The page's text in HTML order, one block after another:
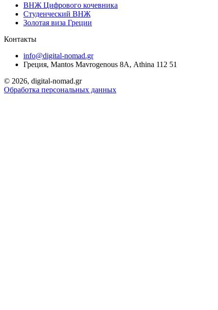
ВНЖ Цифрового кочевника
Студенческий ВНЖ
Золотая виза Греции
Контакты
info@digital-nomad.gr
Греция, Mantos Mavrogenous 8Α, Athina 112 51
© 2026, digital-nomad.gr
Обработка персональных данных